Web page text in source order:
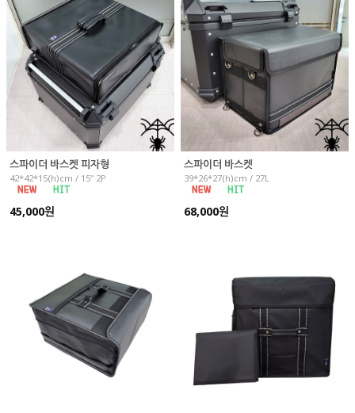
스파이더 바스켓 피자형
42*42*15(h)cm / 15" 2P
45,000원
스파이더 바스켓
39*26*27(h)cm / 27L
68,000원